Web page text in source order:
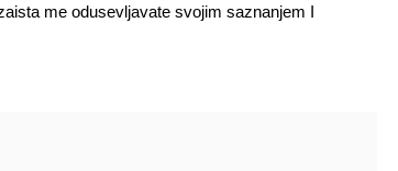
me odusevljavate svojim saznanjem I